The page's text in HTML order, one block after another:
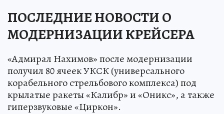
ПОСЛЕДНИЕ НОВОСТИ О
МОДЕРНИЗАЦИИ КРЕЙСЕРА
«Адмирал Нахимов» после модернизации
получил 80 ячеек УКСК (универсального
корабельного стрельбового комплекса) под
крылатые ракеты «Калибр» и «Оникс», а также
гиперзвуковые «Циркон».